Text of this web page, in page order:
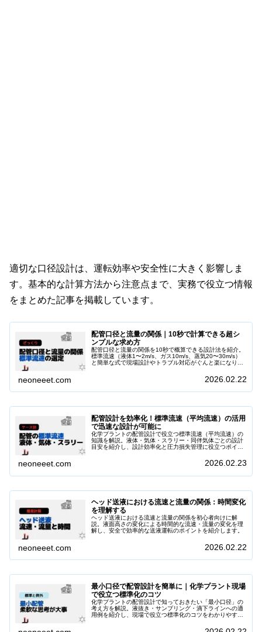
適切な口径設計は、運転効率や安全性に大きく影響しま
す。基本的な計算方法から注意点まで、実務で役立つ情報
をまとめた記事を掲載しています。
配管口径と流量の関係｜10秒で計算できる超シ
ンプルな求め方
配管口径と流量の関係を10秒で概算できる設計法を紹介。
標準流速（液体1〜2m/s、ガス10m/s、蒸気20〜30m/s）
と簡単な式で現場設計やトラブル対応がぐんと楽になりま
neoneeet.com 2026.02.22
配管設計を効率化！標準流速（平均流速）の活用
で迅速な設計が可能に
化学プラントの配管設計で役立つ標準流速（平均流速）の
知識を解説。液体・気体・スラリー・同伴気体ごとの設計
目安を紹介し、設計効率化と圧力損失管理に役立つポイン
neoneeet.com 2026.02.23
ヘッド送液における流速と流量の関係：時間変化
を理解する
ヘッド送液における流速と流量の関係を初心者向けに解
説。液面高さの変化による時間的な流速・流量の変化を理
解し、安全で効率的な送液運転のポイントを紹介します。
neoneeet.com 2026.02.22
最小口径で配管設計を簡単に｜化学プラント現場
で役立つ標準化のコツ
化学プラントの配管設計で知っておきたい「最小口径」の
考え方を解説。液抜き・サンプリング・滴下ラインへの適
用例を紹介し、現場で役立つ標準化のコツをわかりやすく